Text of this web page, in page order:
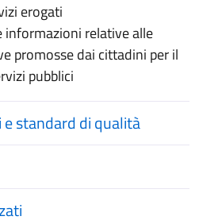
erogati
relative alle
promosse dai cittadini per il
pubblici
e standard di qualità